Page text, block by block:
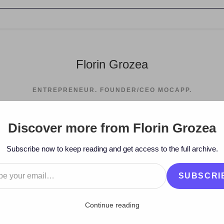
Florin Grozea
ENTREPRENEUR. FOUNDER/CEO MOCAPP.
Discover more from Florin Grozea
Subscribe now to keep reading and get access to the full archive.
Continue reading